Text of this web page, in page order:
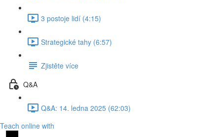
3 postoje lidí (4:15)
Strategické tahy (6:57)
Zjistěte více
Q&A
Q&A: 14. ledna 2025 (62:03)
Teach online with